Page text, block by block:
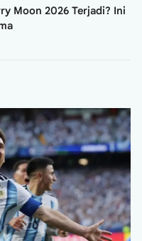
Moon 2026 Terjadi? Ini